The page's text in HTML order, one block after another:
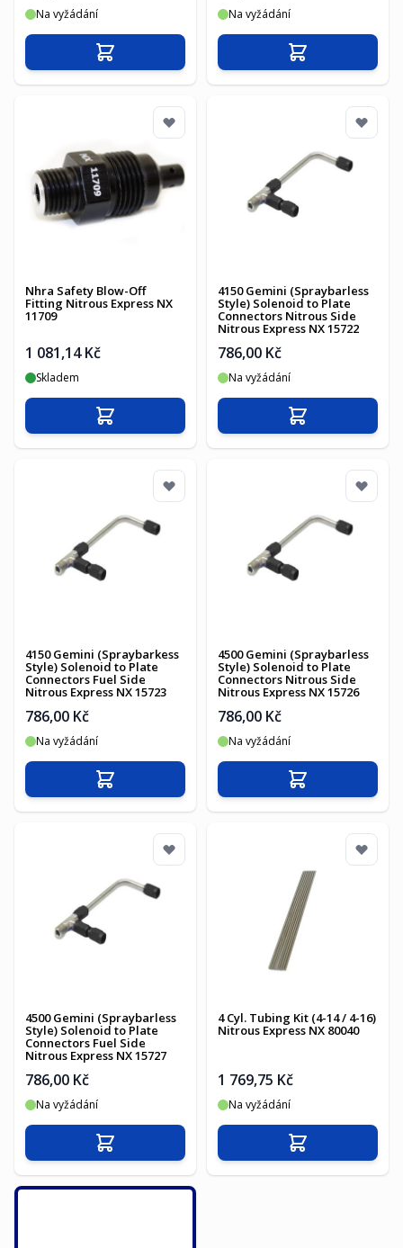
Na vyžádání
Přidat do košíku
Na vyžádání
Přidat do košíku
Nhra Safety Blow-Off
Fitting Nitrous Express NX
11709
1 081,14 Kč
Skladem
Přidat do košíku
4150 Gemini (Spraybarless
Style) Solenoid to Plate
Connectors Nitrous Side
Nitrous Express NX 15722
786,00 Kč
Na vyžádání
Přidat do košíku
4150 Gemini (Spraybarkess
Style) Solenoid to Plate
Connectors Fuel Side
Nitrous Express NX 15723
786,00 Kč
Na vyžádání
Přidat do košíku
4500 Gemini (Spraybarless
Style) Solenoid to Plate
Connectors Nitrous Side
Nitrous Express NX 15726
786,00 Kč
Na vyžádání
Přidat do košíku
4500 Gemini (Spraybarless
Style) Solenoid to Plate
Connectors Fuel Side
Nitrous Express NX 15727
786,00 Kč
Na vyžádání
Přidat do košíku
4 Cyl. Tubing Kit (4-14 / 4-16)
Nitrous Express NX 80040
1 769,75 Kč
Na vyžádání
Přidat do košíku